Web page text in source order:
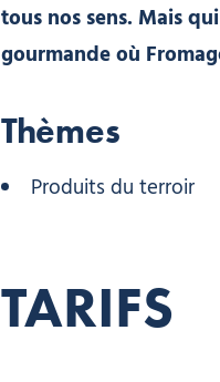
tous nos sens. Mais
gourmande où
Thèmes
Produits du terroir
TARIFS